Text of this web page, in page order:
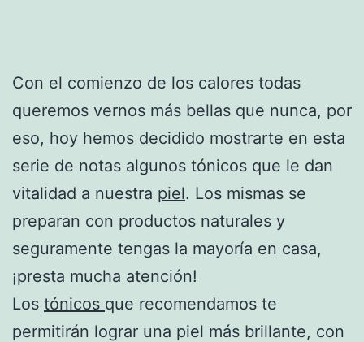
Con el comienzo de los calores todas
queremos vernos más bellas que nunca, por
eso, hoy hemos decidido mostrarte en esta
serie de notas algunos tónicos que le dan
vitalidad a nuestra piel. Los mismas se
preparan con productos naturales y
seguramente tengas la mayoría en casa,
¡presta mucha atención!
Los tónicos que recomendamos te
permitirán lograr una piel más brillante, con